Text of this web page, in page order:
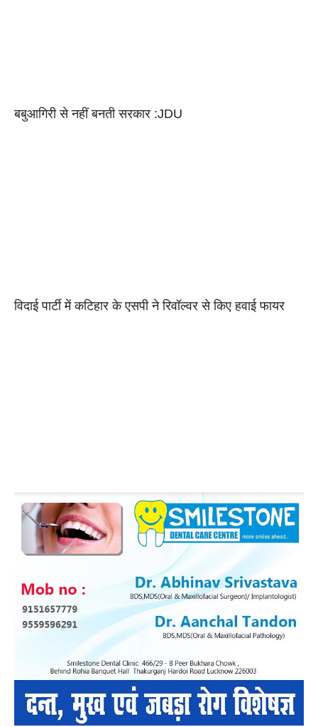
बबुआगिरी से नहीं बनती सरकार :JDU
विदाई पार्टी में कटिहार के एसपी ने रिवॉल्वर से किए हवाई फायर